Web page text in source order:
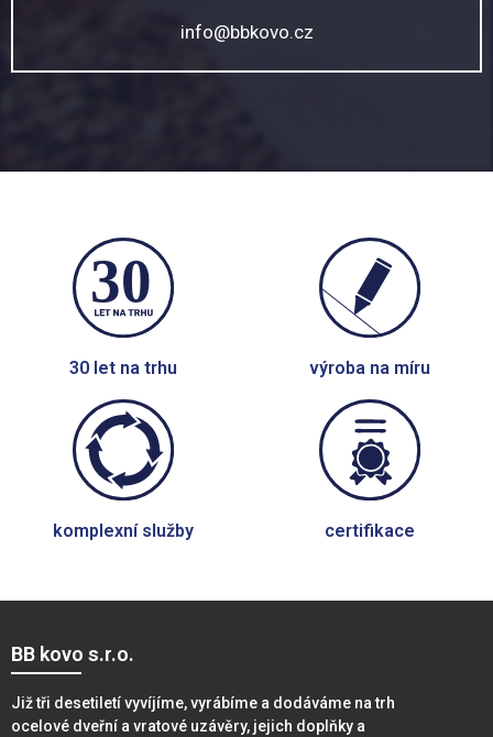
info@bbkovo.cz
30 let na trhu výroba na míru
komplexní služby certifikace
BB kovo s.r.o.
Již tři desetiletí vyvíjíme, vyrábíme a dodáváme na trh
ocelové dveřní a vratové uzávěry, jejich doplňky a